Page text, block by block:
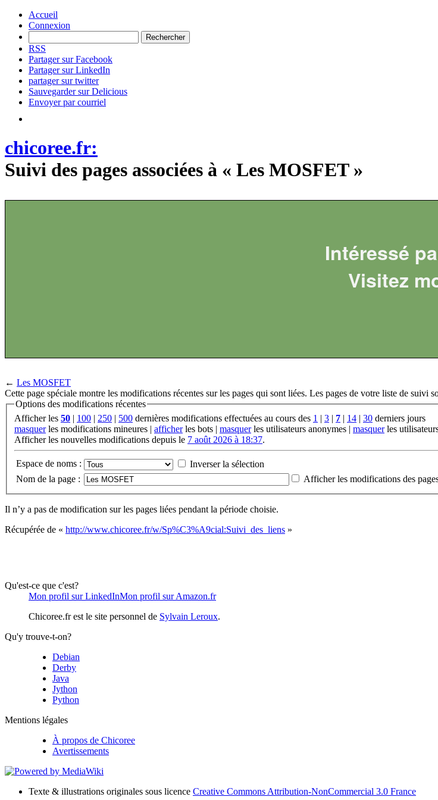
Accueil
Connexion
RSS
Partager sur Facebook
Partager sur LinkedIn
partager sur twitter
Sauvegarder sur Delicious
Envoyer par courriel
chicoree.fr:
Suivi des pages associées à « Les MOSFET »
Intéressé
Visitez
← Les MOSFET
Cette page spéciale montre les modifications récentes sur les pages qui sont liées. Les pages de votre liste de suivi
Options des modifications récentes
Afficher les 50 | 100 | 250 | 500 dernières modifications effectuées au cours des 1 | 3 | 7 | 14 | 30 derniers jours
masquerles modifications mineures | afficherles bots | masquerles utilisateurs anonymes | masquerles
Afficher les nouvelles modifications depuis le 7 août 2026 à 18:37.
Espace de noms :
Inverser la sélection
Nom de la page :
Afficher les modifications des
Il n’y a pas de modification sur les pages liées pendant la période choisie.
Récupérée de « http://www.chicoree.fr/w/Sp%C3%A9cial:Suivi_des_liens »
Qu'est-ce que c'est?
Mon profil sur LinkedInMon profil sur Amazon.fr
Chicoree.fr est le site personnel de Sylvain Leroux.
Qu'y trouve-t-on?
Debian
Derby
Java
Jython
Python
Mentions légales
À propos de Chicoree
Avertissements
Texte & illustrations originales sous licence Creative Commons Attribution-NonCommercial 3.0 France